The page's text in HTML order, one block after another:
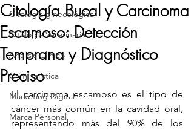
Citología ginecológica
Citología Veterinaria
Análisis Clínico
Criminalística
Marketing Digital
Marca Personal
Citología Bucal y Carcinoma
Escamoso: Detección
Temprana y Diagnóstico
Preciso
El carcinoma escamoso es el tipo de
cáncer más común en la cavidad oral,
representando más del 90% de los